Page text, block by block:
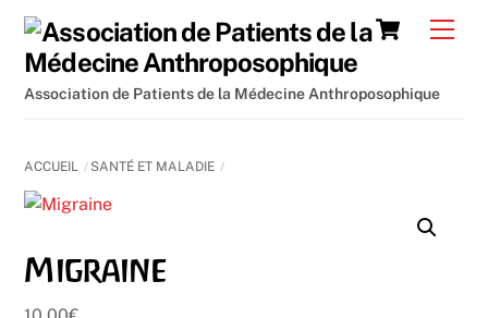
Skip
content
Cart
Association de Patients de la Médecine Anthroposophique
ACCUEIL SANTÉ ET MALADIE
Migraine